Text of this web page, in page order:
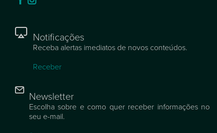
geral@cm-saoroquedopico.pt
8h30 às 16h30
para outros contactos do concelho.
Notificações
Receba alertas imediatos de novos conteúdos.